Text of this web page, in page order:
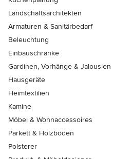
Landschaftsarchitekten
Armaturen & Sanitärbedarf
Beleuchtung
Einbauschränke
Gardinen, Vorhänge & Jalousien
Hausgeräte
Heimtextilien
Kamine
Möbel & Wohnaccessoires
Parkett & Holzböden
Polsterer